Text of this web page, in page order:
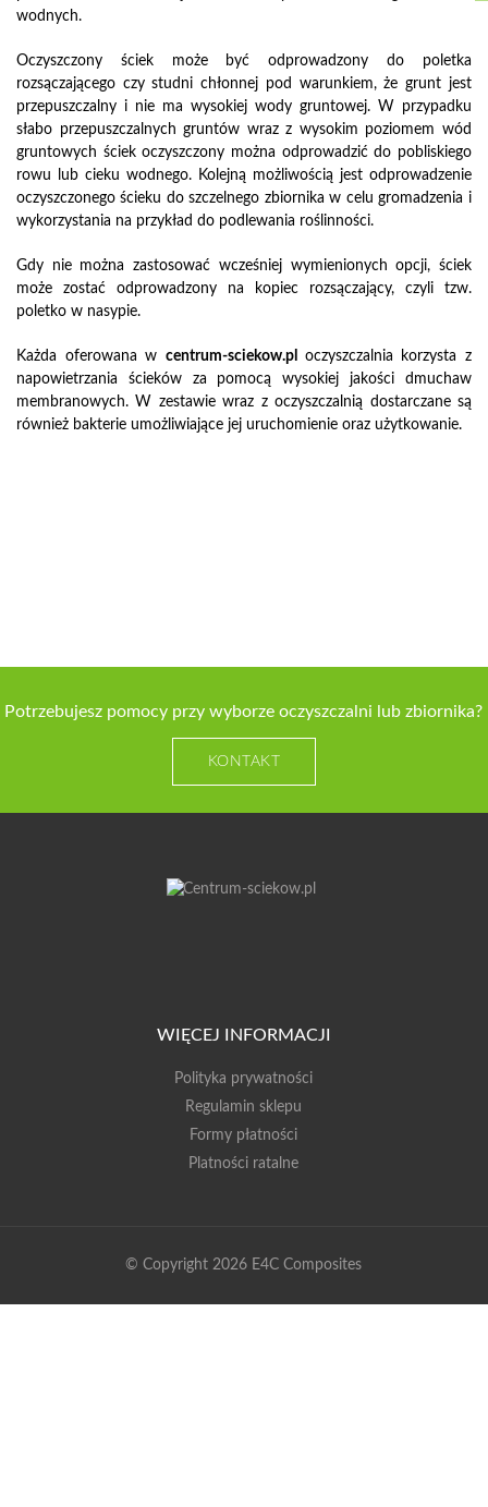
wodnych.
Oczyszczony ściek może być odprowadzony do poletka
rozsączającego czy studni chłonnej pod warunkiem, że grunt jest
przepuszczalny i nie ma wysokiej wody gruntowej. W przypadku
słabo przepuszczalnych gruntów wraz z wysokim poziomem wód
gruntowych ściek oczyszczony można odprowadzić do pobliskiego
rowu lub cieku wodnego. Kolejną możliwością jest odprowadzenie
oczyszczonego ścieku do szczelnego zbiornika w celu gromadzenia i
wykorzystania na przykład do podlewania roślinności.
Gdy nie można zastosować wcześniej wymienionych opcji, ściek
może zostać odprowadzony na kopiec rozsączający, czyli tzw.
poletko w nasypie.
Każda oferowana w centrum-sciekow.pl oczyszczalnia korzysta z
napowietrzania ścieków za pomocą wysokiej jakości dmuchaw
membranowych. W zestawie wraz z oczyszczalnią dostarczane są
również bakterie umożliwiające jej uruchomienie oraz użytkowanie.
Potrzebujesz pomocy przy wyborze oczyszczalni lub zbiornika?
KONTAKT
WIĘCEJ INFORMACJI
Polityka prywatności
Regulamin sklepu
Formy płatności
Platności ratalne
© Copyright 2026 E4C Composites